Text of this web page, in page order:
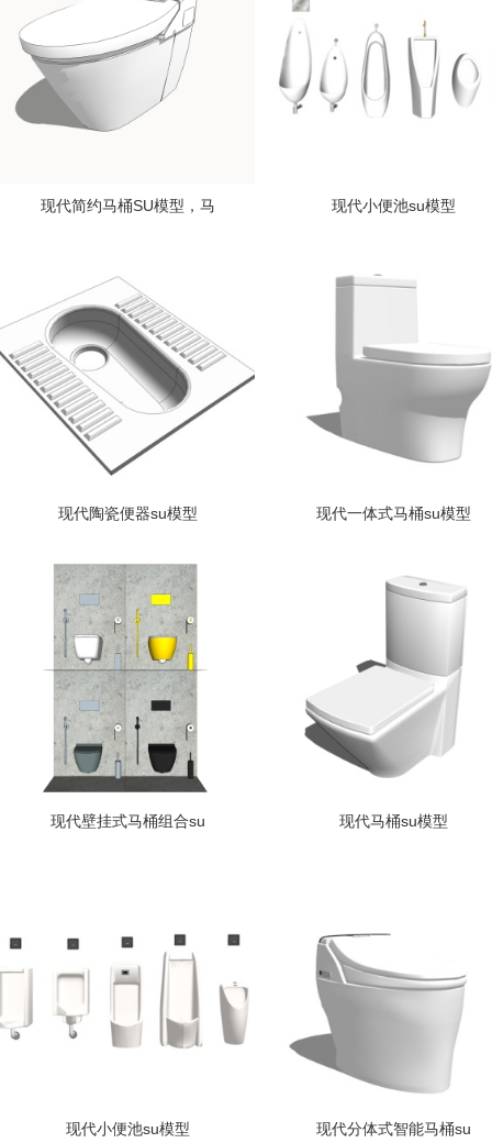
现代简约马桶SU模型，马 现代小便池su模型
现代陶瓷便器su模型 现代一体式马桶su模型
现代壁挂式马桶组合su 现代马桶su模型
现代小便池su模型 现代分体式智能马桶su